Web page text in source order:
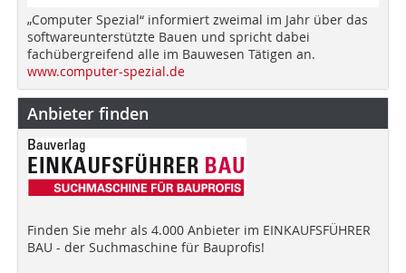
„Computer Spezial“ informiert zweimal im Jahr über das
softwareunterstützte Bauen und spricht dabei
fachübergreifend alle im Bauwesen Tätigen an.
www.computer-spezial.de
Anbieter finden
Finden Sie mehr als 4.000 Anbieter im EINKAUFSFÜHRER
BAU - der Suchmaschine für Bauprofis!